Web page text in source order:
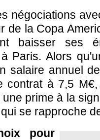
négociations
de la Copa
baisser ses
Paris. Alors
salaire annuel
contrat à 7,5
prime à la
se rapproche
pour